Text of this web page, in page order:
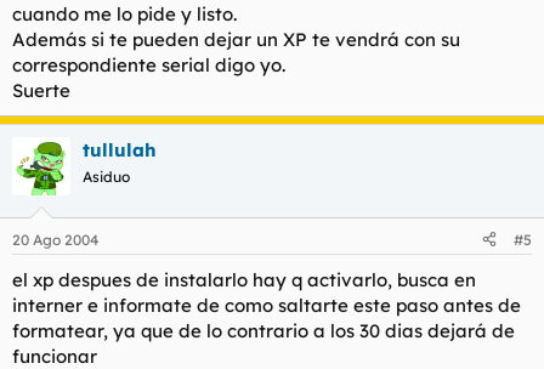
cuando me lo pide y listo.
Además si te pueden dejar un XP te vendrá con su
correspondiente serial digo yo.
Suerte
tullulah
Asiduo
20 Ago 2004 #5
el xp despues de instalarlo hay q activarlo, busca en
interner e informate de como saltarte este paso antes de
formatear, ya que de lo contrario a los 30 dias dejará de
funcionar